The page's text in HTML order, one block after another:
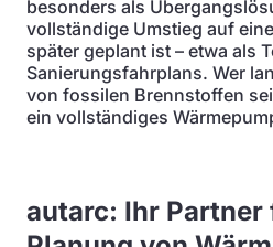
besonders als
vollständige Umstieg auf
später geplant ist – etwa als
Sanierungsfahrplans. Wer
von fossilen Brennstoffen
ein vollständiges
autarc: Ihr